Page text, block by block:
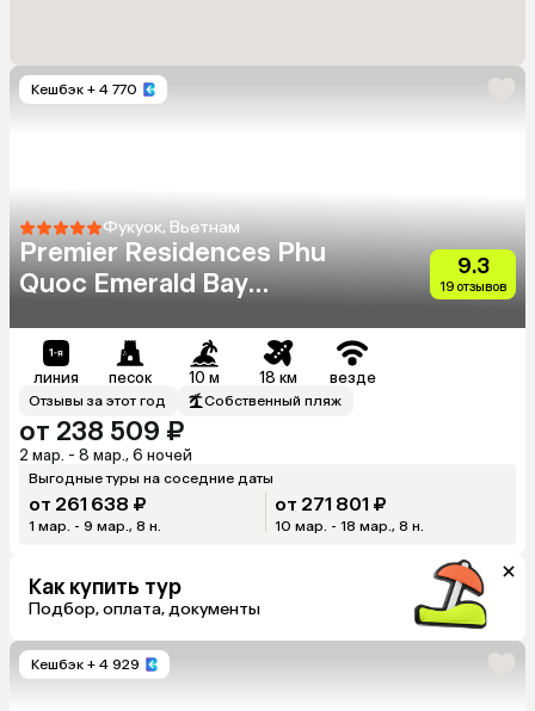
Кешбэк + 4 770
Фукуок, Вьетнам
Premier Residences Phu
Quoc Emerald Bay
9.3
19 отзывов
линия песок 10 м 18 км везде
Отзывы за этот год Собственный пляж
от 238 509 ₽
2 мар. - 8 мар., 6 ночей
Выгодные туры на соседние даты
от 261 638 ₽
1 мар. - 9 мар., 8 н.
от 271 801 ₽
10 мар. - 18 мар., 8 н.
Как купить тур
Подбор, оплата, документы
Кешбэк + 4 929